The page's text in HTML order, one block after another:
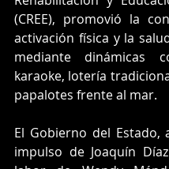
(CREE), promovió la
activación física y la
mediante dinámicas
karaoke, lotería
papalotes frente al mar.
El Gobierno del Estado,
impulso de Joaquín